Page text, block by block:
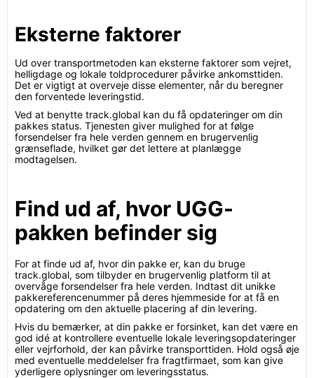
Eksterne faktorer
Ud over transportmetoden kan eksterne faktorer som vejret,
helligdage og lokale toldprocedurer påvirke ankomsttiden.
Det er vigtigt at overveje disse elementer, når du beregner
den forventede leveringstid.
Ved at benytte track.global kan du få opdateringer om din
pakkes status. Tjenesten giver mulighed for at følge
forsendelser fra hele verden gennem en brugervenlig
grænseflade, hvilket gør det lettere at planlægge
modtagelsen.
Find ud af, hvor UGG-
pakken befinder sig
For at finde ud af, hvor din pakke er, kan du bruge
track.global, som tilbyder en brugervenlig platform til at
overvåge forsendelser fra hele verden. Indtast dit unikke
pakkereferencenummer på deres hjemmeside for at få en
opdatering om den aktuelle placering af din levering.
Hvis du bemærker, at din pakke er forsinket, kan det være en
god idé at kontrollere eventuelle lokale leveringsopdateringer
eller vejrforhold, der kan påvirke transporttiden. Hold også øje
med eventuelle meddelelser fra fragtfirmaet, som kan give
yderligere oplysninger om leveringsstatus.